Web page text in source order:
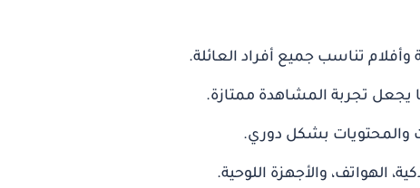
وأفلام تناسب جميع أفراد العائلة.
والمحتويات بشكل دوري.
الهواتف، والأجهزة اللوحية.